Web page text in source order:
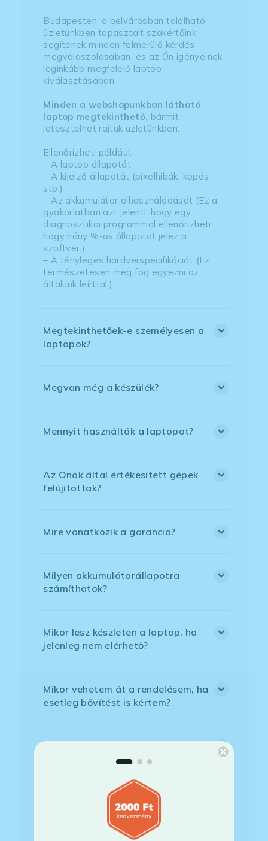
Budapesten, a belvárosban található
üzletünkben tapasztalt szakértőink
segítenek minden felmerülő kérdés
megválaszolásában, és az Ön igényeinek
leginkább megfelelő laptop
kiválasztásában.
Minden a webshopunkban látható
laptop megtekinthető, bármit
letesztelhet rajtuk üzletünkben.
Ellenőrizheti például:
– A laptop állapotát
– A kijelző állapotát (pixelhibák, kopás
stb.)
– Az akkumulátor elhasználódását (Ez a
gyakorlatban azt jelenti, hogy egy
diagnosztikai programmal ellenőrizheti,
hogy hány %-os állapotot jelez a
szoftver.)
– A tényleges hardverspecifikációt (Ez
természetesen meg fog egyezni az
általunk leírttal.)
Megtekinthetőek-e személyesen a
laptopok?
Megvan még a készülék?
Mennyit használták a laptopot?
Az Önök által értékesített gépek
felújítottak?
Mire vonatkozik a garancia?
Milyen akkumulátorállapotra
számíthatok?
Mikor lesz készleten a laptop, ha
jelenleg nem elérhető?
Mikor vehetem át a rendelésem, ha
esetleg bővítést is kértem?
Mikor kapom meg a házhoz
szállítással megrendelt
Milyen szoftverek vannak előre
telepítve a laptopra?